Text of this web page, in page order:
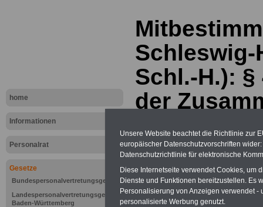
home
Informationen
Personalrat
Gesetze
Bundespersonalvertretungsgesetz
Landespersonalvertretungsgesetz
Baden-Württemberg
Schleswig-
Schl.-H.):
der
zwischen
Personalrat
Unsere Website beachtet die Richtlinie zur
europäischer Datenschutzvorschriften
Datenschutzrichtlinie für elektronische
Diese Internetseite verwendet Cookies, um
Dienste und Funktionen bereitzustellen. Es
Personalisierung von Anzeigen verwendet
personalisierte Werbung genutzt.